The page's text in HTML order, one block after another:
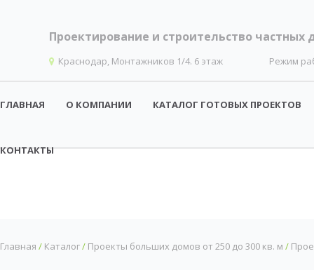
Проектирование и строительство частных
Краснодар, Монтажников 1/4. 6 этаж Режим
ГЛАВНАЯ О КОМПАНИИ КАТАЛОГ ГОТОВЫХ ПРОЕКТОВ
КОНТАКТЫ
Главная / Каталог/ Проекты больших домов от 250 до 300 кв. м /